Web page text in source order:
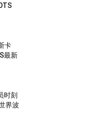
卡
最新
时刻
界波